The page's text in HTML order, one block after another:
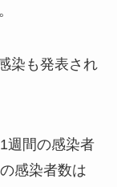
染も発表され
週間の感染者
感染者数は